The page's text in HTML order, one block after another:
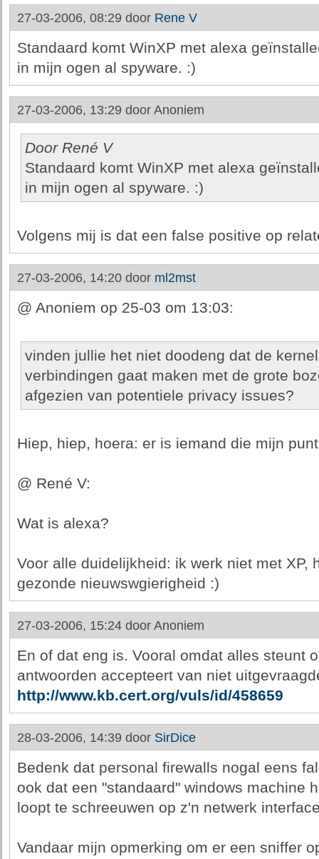
27-03-2006, 08:29 door Rene V
Standaard komt WinXP met alexa
in mijn ogen al spyware. :)
27-03-2006, 13:29 door Anoniem
Door René V
Standaard komt WinXP met alexa
in mijn ogen al spyware. :)
Volgens mij is dat een false positive op
27-03-2006, 14:20 door ml2mst
@ Anoniem op 25-03 om 13:03:
vinden jullie het niet doodeng dat de
verbindingen gaat maken met de grote
afgezien van potentiele privacy issues?
Hiep, hiep, hoera: er is iemand die mijn
@ René V:
Wat is alexa?
Voor alle duidelijkheid: ik werk niet met XP,
gezonde nieuwswgierigheid :)
27-03-2006, 15:24 door Anoniem
En of dat eng is. Vooral omdat alles steunt
antwoorden accepteert van niet
http://www.kb.cert.org/vuls/id/458659
28-03-2006, 14:39 door SirDice
Bedenk dat personal firewalls nogal eens
ook dat een "standaard" windows machine
loopt te schreeuwen op z'n netwerk
Vandaar mijn opmerking om er een sniffer